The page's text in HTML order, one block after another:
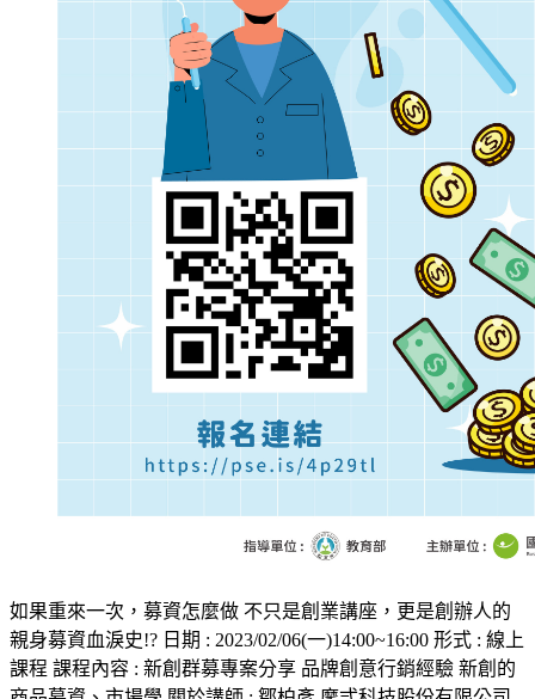
如果重來一次，募資怎麼做 不只是創業講座，更是創辦人的
親身募資血淚史!? 日期 : 2023/02/06(一)14:00~16:00 形式 : 線上
課程 課程內容 : 新創群募專案分享 品牌創意行銷經驗 新創的